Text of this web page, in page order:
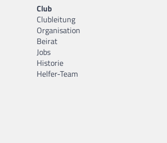
Club
Clubleitung
Organisation
Beirat
Jobs
Historie
Helfer-Team